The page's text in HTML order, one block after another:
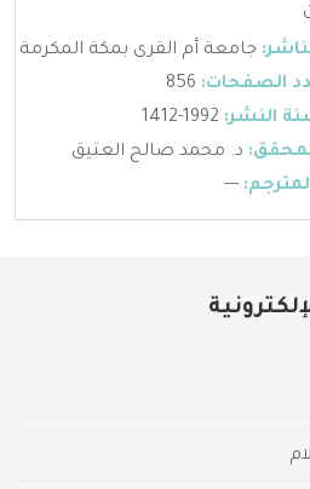
جامعة أم القرى بمكة المكرمة
الصفحات:
النشر:
د. محمد صالح العتيق
---